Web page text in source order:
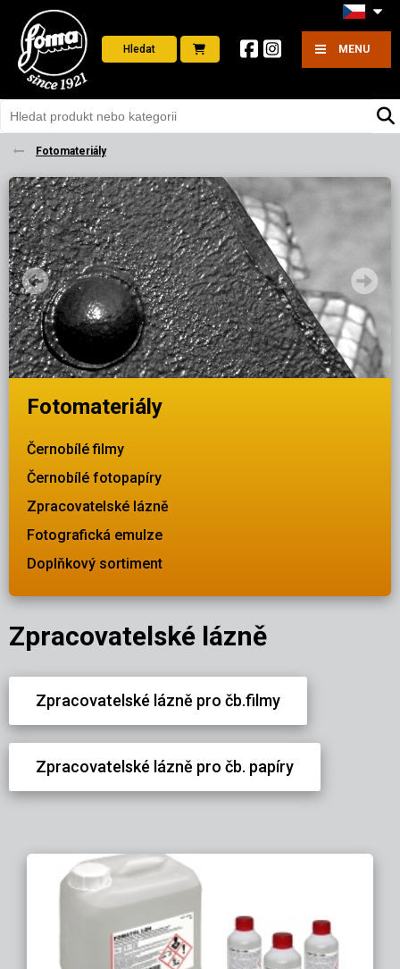
Hledat MENU
Fotomateriály
Fotomateriály
Černobílé filmy
Černobílé fotopapíry
Zpracovatelské lázně
Fotografická emulze
Doplňkový sortiment
Zpracovatelské lázně
Zpracovatelské lázně pro čb.filmy
Zpracovatelské lázně pro čb. papíry